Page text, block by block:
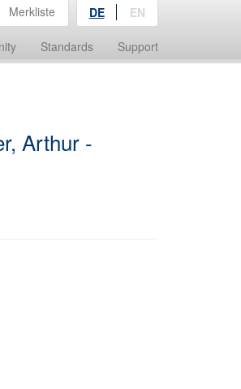
Standards Support
Merkliste DE EN
Arthur -